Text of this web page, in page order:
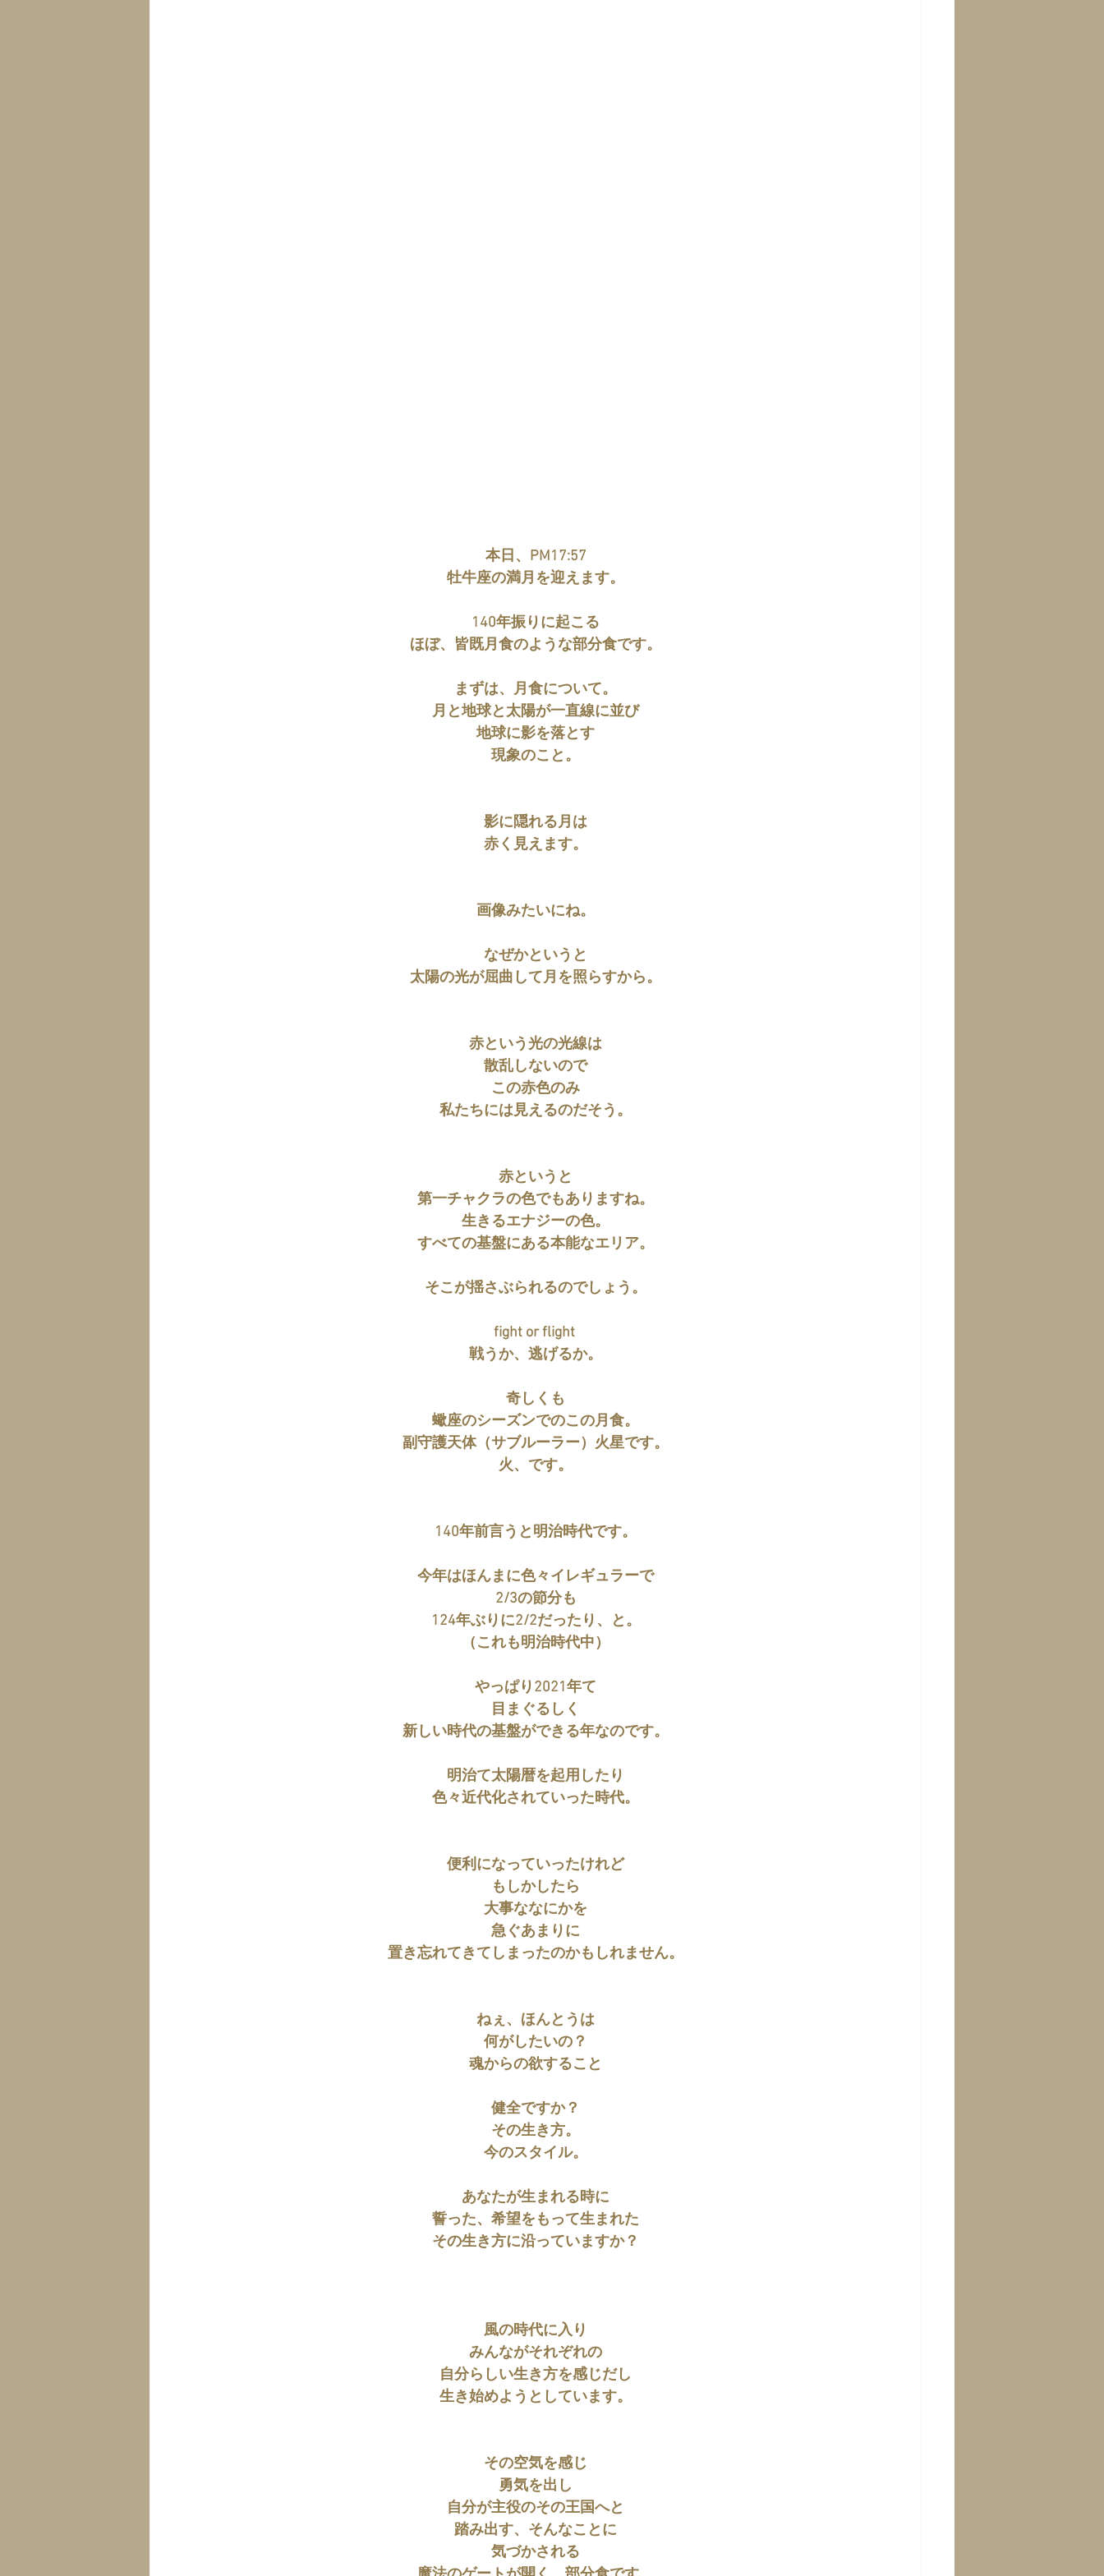
本日、PM17:57
牡牛座の満月を迎えます。
140年振りに起こる
ほぼ、皆既月食のような部分食です。
まずは、月食について。
月と地球と太陽が一直線に並び
地球に影を落とす
現象のこと。
影に隠れる月は
赤く見えます。
画像みたいにね。
なぜかというと
太陽の光が屈曲して月を照らすから。
赤という光の光線は
散乱しないので
この赤色のみ
私たちには見えるのだそう。
赤というと
第一チャクラの色でもありますね。
生きるエナジーの色。
すべての基盤にある本能なエリア。
そこが揺さぶられるのでしょう。
fight or flight
戦うか、逃げるか。
奇しくも
蠍座のシーズンでのこの月食。
副守護天体（サブルーラー）火星です。
火、です。
140年前言うと明治時代です。
今年はほんまに色々イレギュラーで
2/3の節分も
124年ぶりに2/2だったり、と。
（これも明治時代中）
やっぱり2021年て
目まぐるしく
新しい時代の基盤ができる年なのです。
明治て太陽暦を起用したり
色々近代化されていった時代。
便利になっていったけれど
もしかしたら
大事ななにかを
急ぐあまりに
置き忘れてきてしまったのかもしれません。
ねぇ、ほんとうは
何がしたいの？
魂からの欲すること
健全ですか？
その生き方。
今のスタイル。
あなたが生まれる時に
誓った、希望をもって生まれた
その生き方に沿っていますか？
風の時代に入り
みんながそれぞれの
自分らしい生き方を感じだし
生き始めようとしています。
その空気を感じ
勇気を出し
自分が主役のその王国へと
踏み出す、そんなことに
気づかされる